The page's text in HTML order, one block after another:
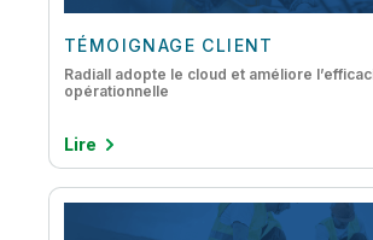
TÉMOIGNAGE CLIENT
Radiall adopte le cloud et améliore
opérationnelle
Lire